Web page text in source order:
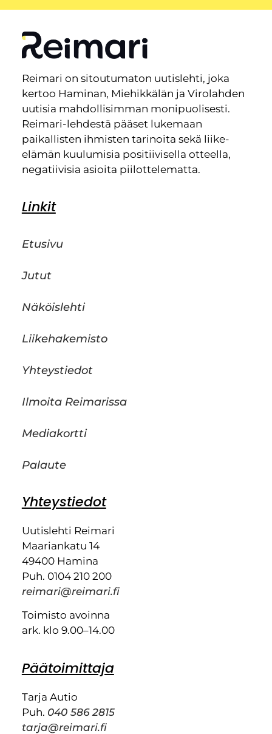
Reimari on sitoutumaton uutislehti, joka
kertoo Haminan, Miehikkälän ja Virolahden
uutisia mahdollisimman monipuolisesti.
Reimari-lehdestä pääset lukemaan
paikallisten ihmisten tarinoita sekä liike-
elämän kuulumisia positiivisella otteella,
negatiivisia asioita piilottelematta.
Linkit
Etusivu
Jutut
Näköislehti
Liikehakemisto
Yhteystiedot
Ilmoita Reimarissa
Mediakortti
Palaute
Yhteystiedot
Uutislehti Reimari
Maariankatu 14
49400 Hamina
Puh. 0104 210 200
reimari@reimari.fi
Toimisto avoinna
ark. klo 9.00–14.00
Päätoimittaja
Tarja Autio
Puh. 040 586 2815
tarja@reimari.fi